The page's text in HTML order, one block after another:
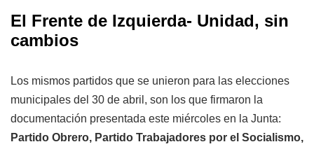
El Frente de Izquierda- Unidad, sin
cambios
Los mismos partidos que se unieron para las elecciones
municipales del 30 de abril, son los que firmaron la
documentación presentada este miércoles en la Junta:
Partido Obrero, Partido Trabajadores por el Socialismo,